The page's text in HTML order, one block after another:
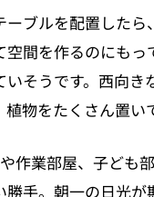
ブルを配置した
間を作るのにも
そうです。西向
物をたくさん置い
作業部屋、子ども
手。朝一の日光